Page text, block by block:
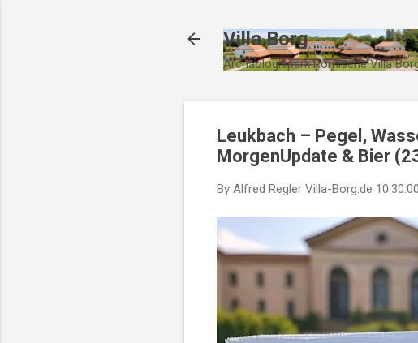
Villa Borg
Archäologiepark Römische Villa
Leukbach – Pegel,
MorgenUpdate & Bier
By Alfred Regler Villa-Borg.de